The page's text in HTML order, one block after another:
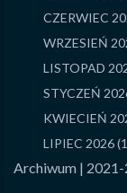
CZERWIEC
WRZESIEŃ
LISTOPAD
STYCZEŃ
KWIECIEŃ
LIPIEC 2026
Archiwum |